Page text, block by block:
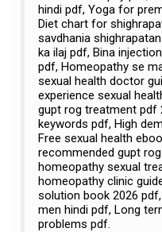
hindi pdf, Yoga for
Diet chart for
savdhania
ka ilaj pdf, Bina
pdf, Homeopathy se
sexual health doctor
experience sexual
gupt rog treatment pdf
keywords pdf, High
Free sexual health
recommended gupt
homeopathy sexual
homeopathy clinic
solution book 2026
men hindi pdf, Long
problems pdf.